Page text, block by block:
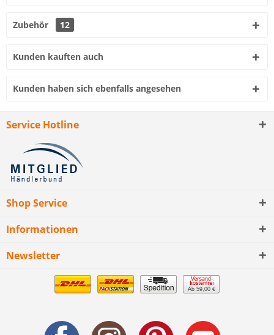
Zubehör 12
Kunden kauften auch
Kunden haben sich ebenfalls angesehen
Service Hotline
Shop Service
Informationen
Newsletter
Ab 59,00 €